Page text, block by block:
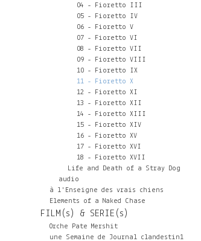
04 - Fioretto III
05 - Fioretto IV
06 - Fioretto V
07 - Fioretto VI
08 - Fioretto VII
09 - Fioretto VIII
10 - Fioretto IX
11 - Fioretto X
12 - Fioretto XI
13 - Fioretto XII
14 - Fioretto XIII
15 - Fioretto XIV
16 - Fioretto XV
17 - Fioretto XVI
18 - Fioretto XVII
Life and Death of a Stray Dog
audio
à l'Enseigne des vrais chiens
Elements of a Naked Chase
FILM(s) & SERIE(s)
Orche Pate Mershit
une Semaine de Journal clandestin1